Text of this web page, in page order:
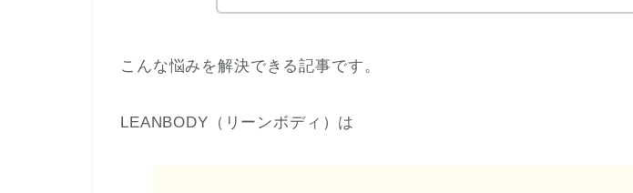
こんな悩みを解決できる記事です。
LEANBODY（リーンボディ）は